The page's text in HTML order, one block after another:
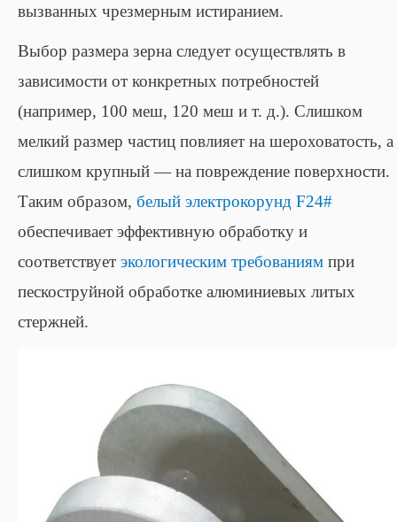
вызванных чрезмерным истиранием.
Выбор размера зерна следует осуществлять в
зависимости от конкретных потребностей
(например, 100 меш, 120 меш и т. д.). Слишком
мелкий размер частиц повлияет на шероховатость, а
слишком крупный — на повреждение поверхности.
Таким образом, белый электрокорунд F24#
обеспечивает эффективную обработку и
соответствует экологическим требованиям при
пескоструйной обработке алюминиевых литых
стержней.